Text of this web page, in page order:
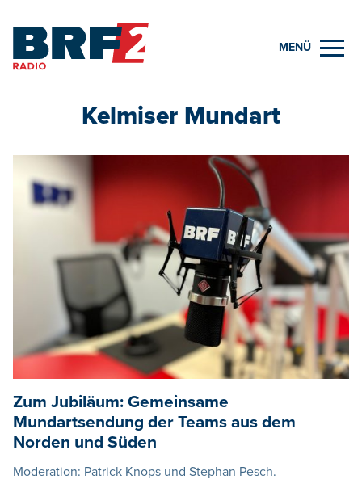
MENÜ
Kelmiser Mundart
Zum Jubiläum: Gemeinsame
Mundartsendung der Teams aus dem
Norden und Süden
Moderation: Patrick Knops und Stephan Pesch.